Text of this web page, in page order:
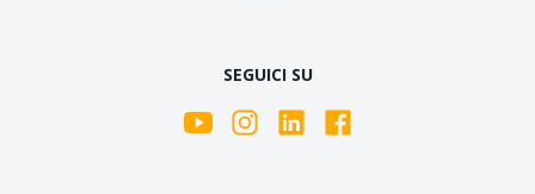
SEGUICI SU